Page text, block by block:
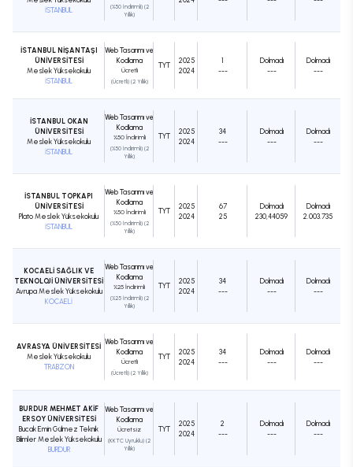
İSTANBUL
(%50 İndirimli) (2
Yıllık)
İSTANBUL NİŞANTAŞI
ÜNİVERSİTESİ
Meslek Yüksekokulu
İSTANBUL
Web Tasarımı ve
Kodlama
Ücretli
(Ücretli) (2 Yıllık)
TYT
2025
2024
1
---
Dolmadı
---
Dolmadı
---
İSTANBUL OKAN
ÜNİVERSİTESİ
Meslek Yüksekokulu
İSTANBUL
Web Tasarımı ve
Kodlama
%50 İndirimli
(%50 İndirimli) (2
Yıllık)
TYT
2025
2024
34
---
Dolmadı
---
Dolmadı
---
İSTANBUL TOPKAPI
ÜNİVERSİTESİ
Plato Meslek Yüksekokulu
İSTANBUL
Web Tasarımı ve
Kodlama
%50 İndirimli
(%50 İndirimli) (2
Yıllık)
TYT
2025
2024
67
25
Dolmadı
230,44059
Dolmadı
2.003.735
KOCAELİ SAĞLIK VE
TEKNOLOJİ ÜNİVERSİTESİ
Avrupa Meslek Yüksekokulu
KOCAELİ
Web Tasarımı ve
Kodlama
%25 İndirimli
(%25 İndirimli) (2
Yıllık)
TYT
2025
2024
34
---
Dolmadı
---
Dolmadı
---
AVRASYA ÜNİVERSİTESİ
Meslek Yüksekokulu
TRABZON
Web Tasarımı ve
Kodlama
Ücretli
(Ücretli) (2 Yıllık)
TYT
2025
2024
34
---
Dolmadı
---
Dolmadı
---
BURDUR MEHMET AKİF
ERSOY ÜNİVERSİTESİ
Bucak Emin Gülmez Teknik
Bilimler Meslek Yüksekokulu
BURDUR
Web Tasarımı ve
Kodlama
Ücretsiz
(KKTC Uyruklu) (2
Yıllık)
TYT
2025
2024
2
---
Dolmadı
---
Dolmadı
---